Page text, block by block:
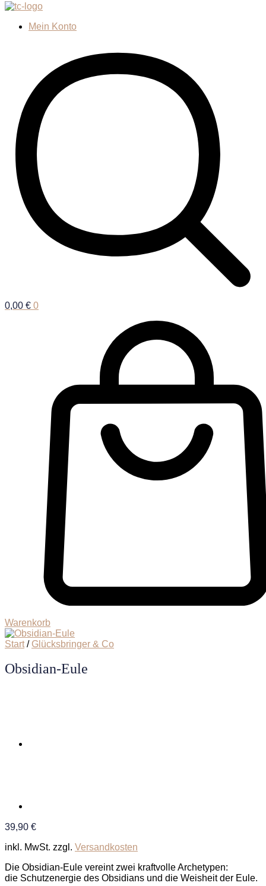
Mein Konto
0,00 € 0
Warenkorb
Start / Glücksbringer & Co
Obsidian-Eule
39,90 €
inkl. MwSt. zzgl. Versandkosten
Die Obsidian-Eule vereint zwei kraftvolle Archetypen:
die Schutzenergie des Obsidians und die Weisheit der Eule.